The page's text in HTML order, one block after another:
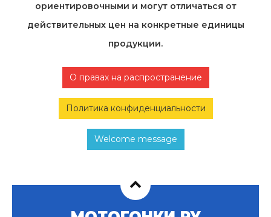
ориентировочными и могут отличаться от
действительных цен на конкретные единицы
продукции.
О правах на распространение
Политика конфиденциальности
Welcome message